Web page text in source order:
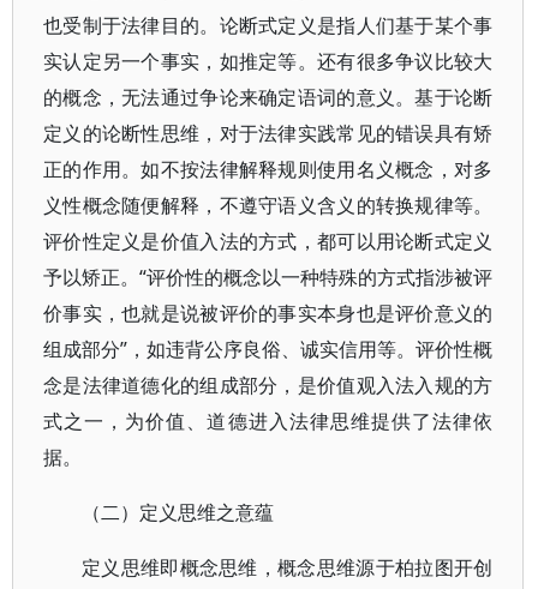
也受制于法律目的。论断式定义是指人们基于某个事
实认定另一个事实，如推定等。还有很多争议比较大
的概念，无法通过争论来确定语词的意义。基于论断
定义的论断性思维，对于法律实践常见的错误具有矫
正的作用。如不按法律解释规则使用名义概念，对多
义性概念随便解释，不遵守语义含义的转换规律等。
评价性定义是价值入法的方式，都可以用论断式定义
予以矫正。“评价性的概念以一种特殊的方式指涉被评
价事实，也就是说被评价的事实本身也是评价意义的
组成部分”，如违背公序良俗、诚实信用等。评价性概
念是法律道德化的组成部分，是价值观入法入规的方
式之一，为价值、道德进入法律思维提供了法律依
据。
（二）定义思维之意蕴
定义思维即概念思维，概念思维源于柏拉图开创